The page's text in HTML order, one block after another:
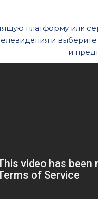
платформу или
и
и